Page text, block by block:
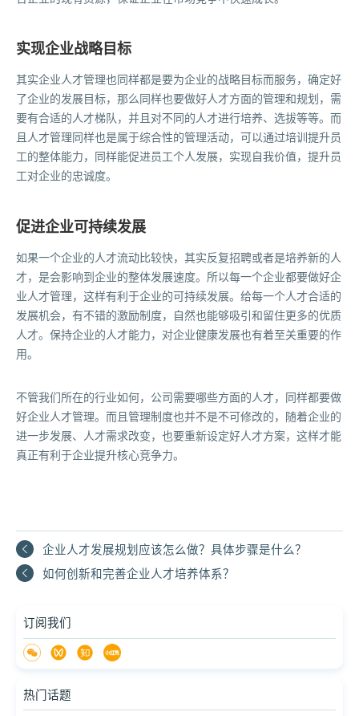
实现企业战略目标
其实企业人才管理也同样都是要为企业的战略目标而服务，确定好
了企业的发展目标，那么同样也要做好人才方面的管理和规划，需
要有合适的人才梯队，并且对不同的人才进行培养、选拔等等。而
且人才管理同样也是属于综合性的管理活动，可以通过培训提升员
工的整体能力，同样能促进员工个人发展，实现自我价值，提升员
工对企业的忠诚度。
促进企业可持续发展
如果一个企业的人才流动比较快，其实反复招聘或者是培养新的人
才，是会影响到企业的整体发展速度。所以每一个企业都要做好企
业人才管理，这样有利于企业的可持续发展。给每一个人才合适的
发展机会，有不错的激励制度，自然也能够吸引和留住更多的优质
人才。保持企业的人才能力，对企业健康发展也有着至关重要的作
用。
不管我们所在的行业如何，公司需要哪些方面的人才，同样都要做
好企业人才管理。而且管理制度也并不是不可修改的，随着企业的
进一步发展、人才需求改变，也要重新设定好人才方案，这样才能
真正有利于企业提升核心竞争力。
企业人才发展规划应该怎么做？具体步骤是什么？
如何创新和完善企业人才培养体系？
订阅我们
热门话题